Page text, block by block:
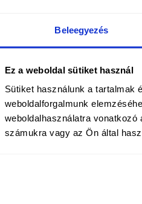
Beleegyezés
Ez a weboldal sütiket használ
Sütiket használunk a tartalmak
weboldalforgalmunk
weboldalhasználatra
számukra vagy az Ön által
közösen